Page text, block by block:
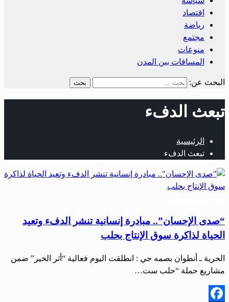
اقتصاد
رياضة
مجتمع
منوعات
المسافات بين المدن
البحث عن:
تبعث الدفء
الرئيسية
تبعث الدفء
“صدى الإحسان”.. مبادرة إنسانية تنشر الدفء وتعيد
الحياة لذاكرة سوق الإنتاج بحلب
الحرية ـ أنطوان بصمه جي : انطلقت اليوم فعالية “أثر الخير” ضمن
مشاريع حملة “حلب ست…